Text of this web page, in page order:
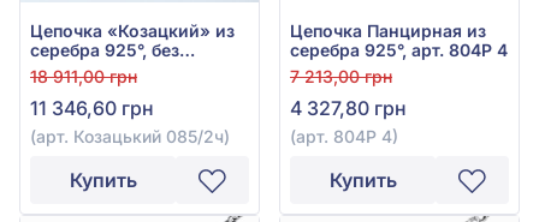
Цепочка «Козацкий» из
серебра 925°, без
вставки, арт. Козацький
085/2ч
18 911,00 грн
11 346,60 грн
(арт. Козацький 085/2ч)
Купить
Цепочка Панцирная из
серебра 925°, арт. 804Р 4
7 213,00 грн
4 327,80 грн
(арт. 804Р 4)
Купить